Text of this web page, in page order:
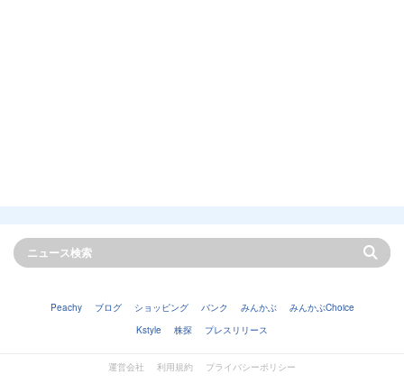
Peachy ブログ ショッピング バンク みんかぶ
みんかぶChoice
Kstyle
株探 プレスリリース
運営会社 利用規約 プライバシーポリシー